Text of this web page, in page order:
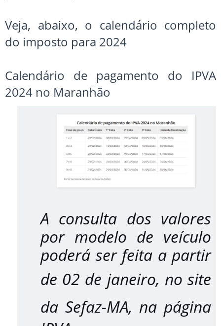
Veja, abaixo, o calendário completo
do imposto para 2024
Calendário de pagamento do IPVA
2024 no Maranhão
A consulta dos valores
por modelo de veículo
poderá ser feita a partir
de 02 de janeiro, no site
da Sefaz-MA, na página